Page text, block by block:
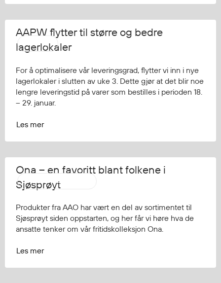
AAPW flytter til større og bedre
lagerlokaler
For å optimalisere vår leveringsgrad, flytter vi inn i nye
lagerlokaler i slutten av uke 3. Dette gjør at det blir noe
lengre leveringstid på varer som bestilles i perioden 18.
– 29. januar.
Les mer
AAPW
Ona – en favoritt blant folkene i
Sjøsprøyt
Produkter fra AAO har vært en del av sortimentet til
Sjøsprøyt siden oppstarten, og her får vi høre hva de
ansatte tenker om vår fritidskolleksjon Ona.
Les mer
Aalesund Oljeklede